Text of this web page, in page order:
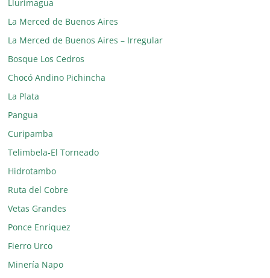
Llurimagua
La Merced de Buenos Aires
La Merced de Buenos Aires – Irregular
Bosque Los Cedros
Chocó Andino Pichincha
La Plata
Pangua
Curipamba
Telimbela-El Torneado
Hidrotambo
Ruta del Cobre
Vetas Grandes
Ponce Enríquez
Fierro Urco
Minería Napo